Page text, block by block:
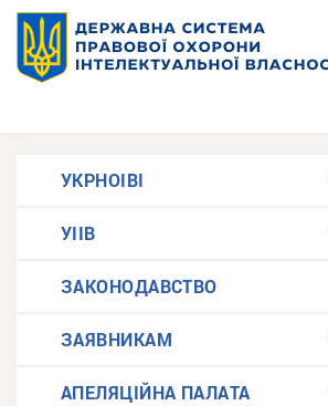
УКРНОІВІ
УІІВ
ЗАКОНОДАВСТВО
ЗАЯВНИКАМ
АПЕЛЯЦІЙНА ПАЛАТА